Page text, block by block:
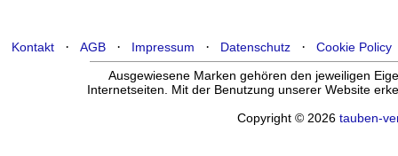
Kontakt· AGB· Impressum · Datenschutz· Cookie Policy
Ausgewiesene Marken gehören den jeweiligen
Internetseiten. Mit der Benutzung unserer Website
Copyright © 2026 tauben-